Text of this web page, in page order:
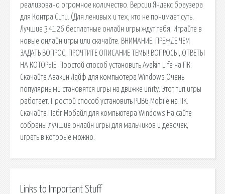
реализовано огромное количество. Версии Яндекс браузера
для Контра Сити. (Для ленивых и тех, кто не понимает суть.
Лучшие 34126 бесплатные онлайн игры ждут тебя. Играйте в
новые онлайн игры или скачайте. ВНИМАНИЕ. ПРЕЖДЕ ЧЕМ
ЗАДАТЬ ВОПРОС, ПРОЧТИТЕ ОПИСАНИЕ ТЕМЫ! ВОПРОСЫ, ОТВЕТЫ
НА КОТОРЫЕ. Простой способ установить Avakin Life на ПК.
Скачайте Авакин Лайф для компьютера Windows Очень
популярными становятся игры на движке unity. Этот тип игры
работает. Простой способ установить PUBG Mobile на ПК.
Скачайте Пабг Мобайл для компьютера Windows На сайте
собраны лучшие онлайн игры для мальчиков и девочек,
играть в которые можно.
Links to Important Stuff